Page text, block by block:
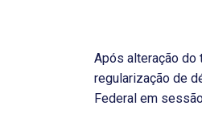
Após alteração do
regularização de
Federal em